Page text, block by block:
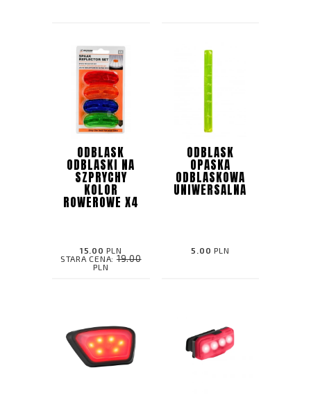
ODBLASK
ODBLASKI NA
SZPRYCHY
KOLOR
ROWEROWE X4
15.00 PLN
STARA CENA:19.00
PLN
ODBLASK
OPASKA
ODBLASKOWA
UNIWERSALNA
5.00 PLN